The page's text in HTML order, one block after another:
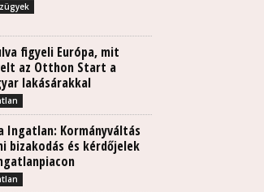
figyeli Európa, mit
az Otthon Start a
lakásárakkal
Ingatlan: Kormányváltás
bizakodás és kérdőjelek